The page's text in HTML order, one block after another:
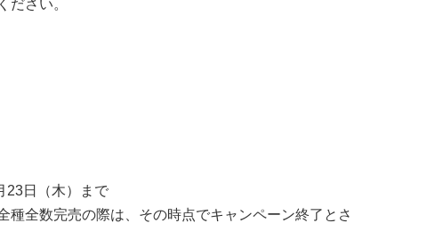
ださい。
23日（木）まで
全数完売の際は、その時点でキャンペーン終了とさ